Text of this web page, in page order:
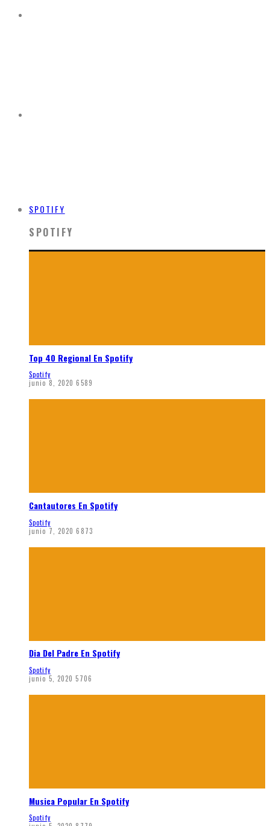
SPOTIFY
SPOTIFY
Top 40 Regional En Spotify
Spotify
junio 8, 2020 6589
Cantautores En Spotify
Spotify
junio 7, 2020 6873
Dia Del Padre En Spotify
Spotify
junio 5, 2020 5706
Musica Popular En Spotify
Spotify